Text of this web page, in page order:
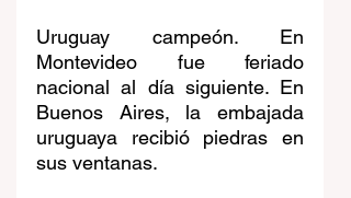
Uruguay campeón. En
Montevideo fue feriado
nacional al día siguiente. En
Buenos Aires, la embajada
uruguaya recibió piedras en
sus ventanas.